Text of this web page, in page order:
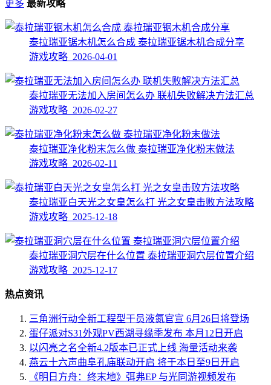
更多 最新攻略
泰拉瑞亚锯木机怎么合成 泰拉瑞亚锯木机合成分享
游戏攻略 2026-04-01
泰拉瑞亚无法加入房间怎么办 联机失败解决方法汇总
游戏攻略 2026-02-27
泰拉瑞亚净化粉末怎么做 泰拉瑞亚净化粉末做法
游戏攻略 2026-02-11
泰拉瑞亚白天光之女皇怎么打 光之女皇击败方法攻略
游戏攻略 2025-12-18
泰拉瑞亚洞穴层在什么位置 泰拉瑞亚洞穴层位置介绍
游戏攻略 2025-12-17
热点资讯
三角洲行动全新工程型干员液氮官宣 6月26日将登场
蛋仔派对S31外观PV西湖寻缘季发布 本月12日开启
以闪亮之名全新4.2版本已正式上线 海量活动来袭
燕云十六声曲阜孔庙联动开启 将于本日至9日开启
《明日方舟：终末地》弭弗EP 与光同游视频发布